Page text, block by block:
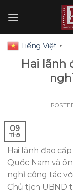
Hai lãnh
09
Th9
Hai lãnh đạo
Quốc Nam và
nghỉ công tác
Chủ tịch UBND
Tiếng Việt ▼